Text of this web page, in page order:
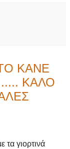
ΚΑΝΕ
ΚΑΛΟ
τα γιορτινά